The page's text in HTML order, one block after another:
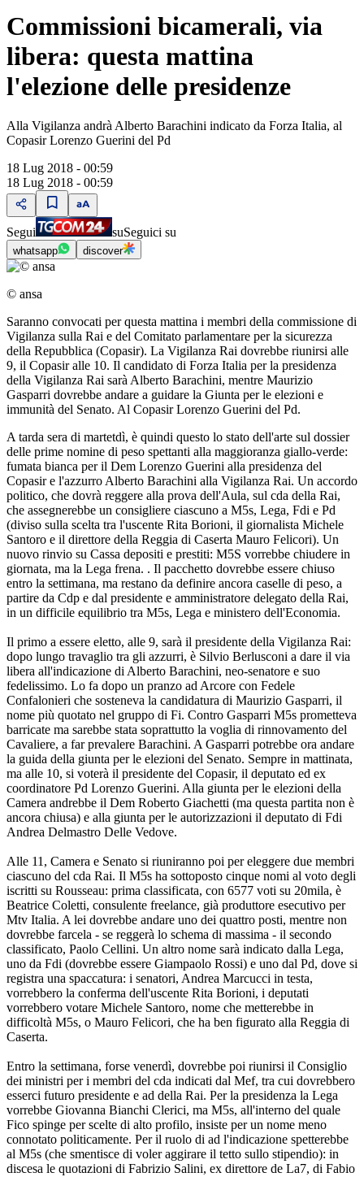
Commissioni bicamerali, via
libera: questa mattina
l'elezione delle presidenze
Alla Vigilanza andrà Alberto Barachini indicato da Forza Italia, al
Copasir Lorenzo Guerini del Pd
18 Lug 2018 - 00:59
18 Lug 2018 - 00:59
Segui suSeguici su
whatsapp discover
© ansa
Saranno convocati per questa mattina i membri della commissione di
Vigilanza sulla Rai e del Comitato parlamentare per la sicurezza
della Repubblica (Copasir). La Vigilanza Rai dovrebbe riunirsi alle
9, il Copasir alle 10. Il candidato di Forza Italia per la presidenza
della Vigilanza Rai sarà Alberto Barachini, mentre Maurizio
Gasparri dovrebbe andare a guidare la Giunta per le elezioni e
immunità del Senato. Al Copasir Lorenzo Guerini del Pd.
A tarda sera di martetdì, è quindi questo lo stato dell'arte sul dossier
delle prime nomine di peso spettanti alla maggioranza giallo-verde:
fumata bianca per il Dem Lorenzo Guerini alla presidenza del
Copasir e l'azzurro Alberto Barachini alla Vigilanza Rai. Un accordo
politico, che dovrà reggere alla prova dell'Aula, sul cda della Rai,
che assegnerebbe un consigliere ciascuno a M5s, Lega, Fdi e Pd
(diviso sulla scelta tra l'uscente Rita Borioni, il giornalista Michele
Santoro e il direttore della Reggia di Caserta Mauro Felicori). Un
nuovo rinvio su Cassa depositi e prestiti: M5S vorrebbe chiudere in
giornata, ma la Lega frena. . Il pacchetto dovrebbe essere chiuso
entro la settimana, ma restano da definire ancora caselle di peso, a
partire da Cdp e dal presidente e amministratore delegato della Rai,
in un difficile equilibrio tra M5s, Lega e ministero dell'Economia.
Il primo a essere eletto, alle 9, sarà il presidente della Vigilanza Rai:
dopo lungo travaglio tra gli azzurri, è Silvio Berlusconi a dare il via
libera all'indicazione di Alberto Barachini, neo-senatore e suo
fedelissimo. Lo fa dopo un pranzo ad Arcore con Fedele
Confalonieri che sosteneva la candidatura di Maurizio Gasparri, il
nome più quotato nel gruppo di Fi. Contro Gasparri M5s prometteva
barricate ma sarebbe stata soprattutto la voglia di rinnovamento del
Cavaliere, a far prevalere Barachini. A Gasparri potrebbe ora andare
la guida della giunta per le elezioni del Senato. Sempre in mattinata,
ma alle 10, si voterà il presidente del Copasir, il deputato ed ex
coordinatore Pd Lorenzo Guerini. Alla giunta per le elezioni della
Camera andrebbe il Dem Roberto Giachetti (ma questa partita non è
ancora chiusa) e alla giunta per le autorizzazioni il deputato di Fdi
Andrea Delmastro Delle Vedove.
Alle 11, Camera e Senato si riuniranno poi per eleggere due membri
ciascuno del cda Rai. Il M5s ha sottoposto cinque nomi al voto degli
iscritti su Rousseau: prima classificata, con 6577 voti su 20mila, è
Beatrice Coletti, consulente freelance, già produttore esecutivo per
Mtv Italia. A lei dovrebbe andare uno dei quattro posti, mentre non
dovrebbe farcela - se reggerà lo schema di massima - il secondo
classificato, Paolo Cellini. Un altro nome sarà indicato dalla Lega,
uno da Fdi (dovrebbe essere Giampaolo Rossi) e uno dal Pd, dove si
registra una spaccatura: i senatori, Andrea Marcucci in testa,
vorrebbero la conferma dell'uscente Rita Borioni, i deputati
vorrebbero votare Michele Santoro, nome che metterebbe in
difficoltà M5s, o Mauro Felicori, che ha ben figurato alla Reggia di
Caserta.
Entro la settimana, forse venerdì, dovrebbe poi riunirsi il Consiglio
dei ministri per i membri del cda indicati dal Mef, tra cui dovrebbero
esserci futuro presidente e ad della Rai. Per la presidenza la Lega
vorrebbe Giovanna Bianchi Clerici, ma M5s, all'interno del quale
Fico spinge per scelte di alto profilo, insiste per un nome meno
connotato politicamente. Per il ruolo di ad l'indicazione spetterebbe
al M5s (che smentisce di voler aggirare il tetto sullo stipendio): in
discesa le quotazioni di Fabrizio Salini, ex direttore de La7, di Fabio